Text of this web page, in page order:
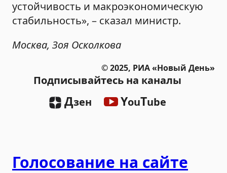
устойчивость и макроэкономическую
стабильность», – сказал министр.
Москва, Зоя Осколкова
© 2025, РИА «Новый День»
Подписывайтесь на каналы
Дзен YouTube
Голосование на сайте